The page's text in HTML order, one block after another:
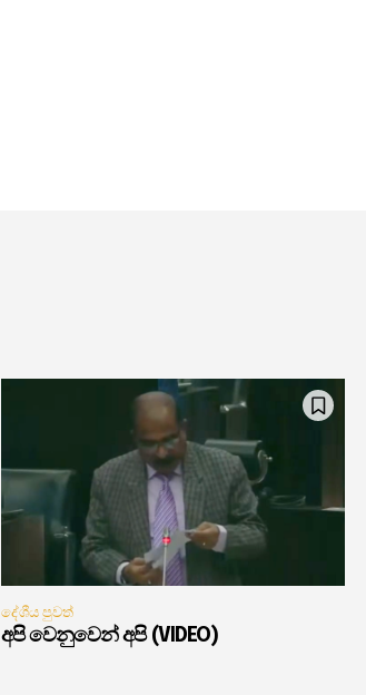
දේශීය පුවත්
අපි වෙනුවෙන් අපි (VIDEO)